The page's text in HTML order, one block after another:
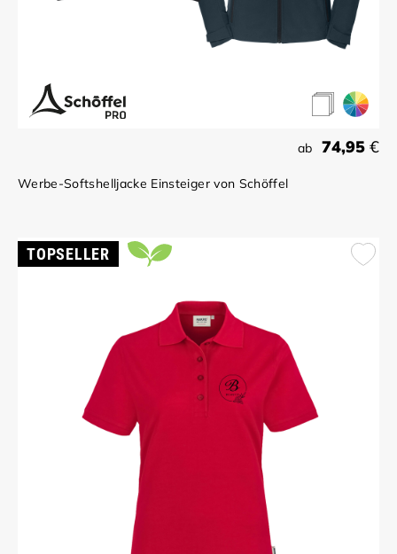
ab 74,95 €
Werbe-Softshelljacke Einsteiger von Schöffel
TOPSELLER